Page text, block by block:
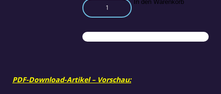
Nahrungsergänzungsmittel
sollen
verboten
werden
In den Warenkorb
PDF-Download-Artikel – Vorschau: